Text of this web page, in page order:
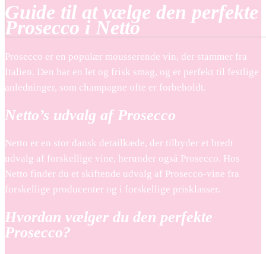
Guide til at vælge den perfekte
Prosecco i Netto
Prosecco er en populær mousserende vin, der stammer fra
Italien. Den har en let og frisk smag, og er perfekt til festlige
anledninger, som champagne ofte er forbeholdt.
Netto’s udvalg af Prosecco
Netto er en stor dansk detailkæde, der tilbyder et bredt
udvalg af forskellige vine, herunder også Prosecco. Hos
Netto finder du et skiftende udvalg af Prosecco-vine fra
forskellige producenter og i forskellige prisklasser.
Hvordan vælger du den perfekte
Prosecco?